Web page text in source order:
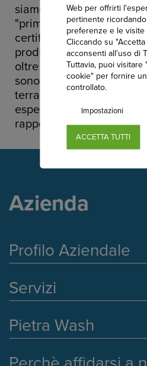
siamo in grado di
"prima scelta" che
certificazione di qualità
produttore. Per questo
oltre ad essere di
sono resistenti e durano
terra della cava
esperte dei nostri
rapporto qualità/prezzo.
Azienda
Profilo Aziendale
Servizi
Pietra Wash
Web per offrirti
pertinente
preferenze e le visite
Cliccando su
acconsenti all'uso di
Tuttavia, puoi visitare
cookie" per fornire
controllato.
Impostazioni
ACCETTA TUTTI